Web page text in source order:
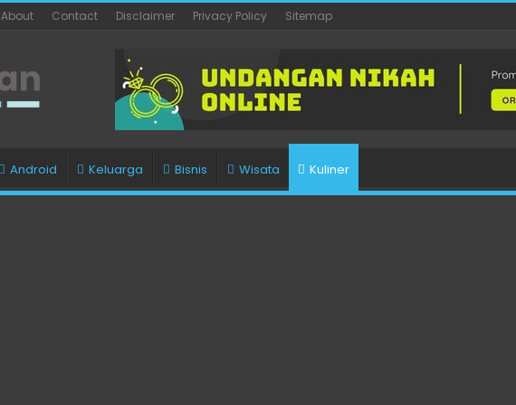
About Contact Disclaimer Privacy Policy Sitemap
Android Keluarga Bisnis Wisata Kuliner